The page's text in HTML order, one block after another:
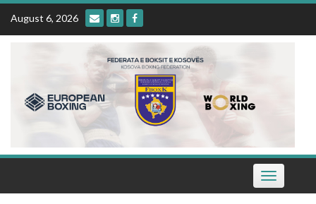
Skip
content
August 6, 2026
Toggle
navigation